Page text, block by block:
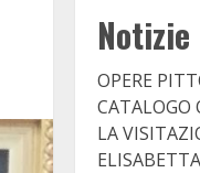
OPERE
CATALOGO
LA
ELISABETTA